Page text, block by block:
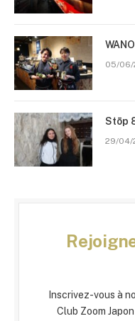
05/06/
Stōp
29/04/
Inscrivez-vous à
Club Zoom